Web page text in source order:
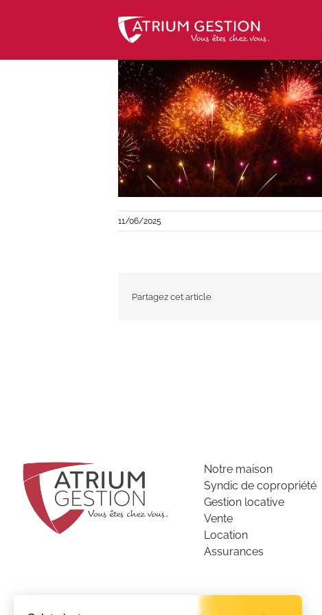
11/06/2025
Partagez cet article
Notre maison
Syndic de copropriété
Gestion locative
Vente
Location
Assurances